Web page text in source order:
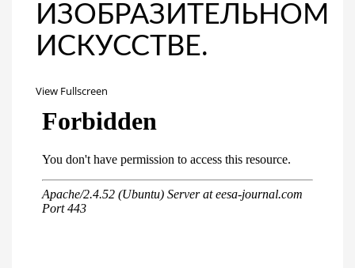
ИЗОБРАЗИТЕЛЬНОМ
ИСКУССТВЕ.
View Fullscreen
PDF